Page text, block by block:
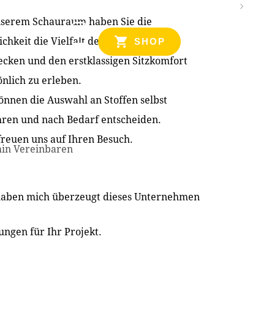
SHOP
Schauraum haben Sie die
die Vielfalt der Produkte zu
und den erstklassigen Sitzkomfort
zu erleben.
die Auswahl an Stoffen selbst
und nach Bedarf entscheiden.
uns auf Ihren Besuch.
Vereinbaren
mich überzeugt dieses Unternehmen
für Ihr Projekt.